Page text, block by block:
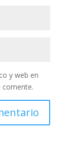
y web en
comente.